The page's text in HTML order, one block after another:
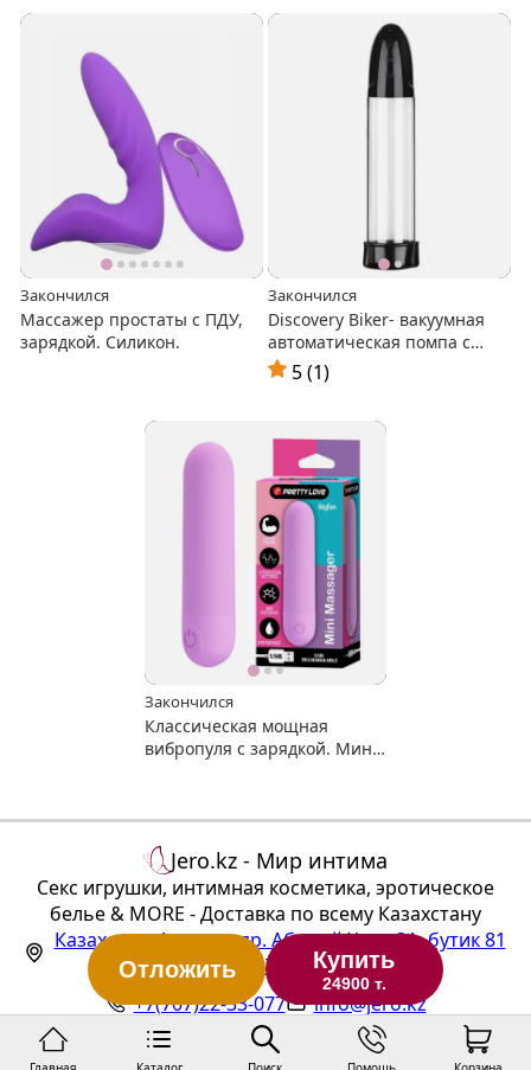
Отложить Купить
24900 т.
Закончился
Массажер простаты с ПДУ,
зарядкой. Силикон.
Закончился
Discovery Biker- вакуумная
автоматическая помпа с
USB-зарядкой
5 (1)
Закончился
Классическая мощная
вибропуля с зарядкой. Мини
Jero.kz - Мир интима
Секс игрушки, интимная косметика, эротическое
белье & MORE - Доставка по всему Казахстану
Казахстан,Алматы,пр. Абылай Хана 3А, бутик 81
(ТЦ "Алтын Тараз", 1 этаж)
+7(707)22-33-077
info@jero.kz